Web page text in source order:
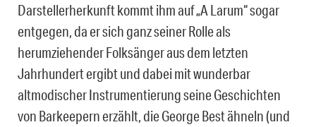
Darstellerherkunft kommt ihm auf „A Larum“ sogar
entgegen, da er sich ganz seiner Rolle als
herumziehender Folksänger aus dem letzten
Jahrhundert ergibt und dabei mit wunderbar
altmodischer Instrumentierung seine Geschichten
von Barkeepern erzählt, die George Best ähneln (und